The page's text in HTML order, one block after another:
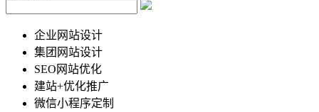
企业网站设计
集团网站设计
SEO网站优化
建站+优化推广
微信小程序定制